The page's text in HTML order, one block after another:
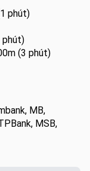
phút)
phút)
(3 phút)
MB,
MSB,